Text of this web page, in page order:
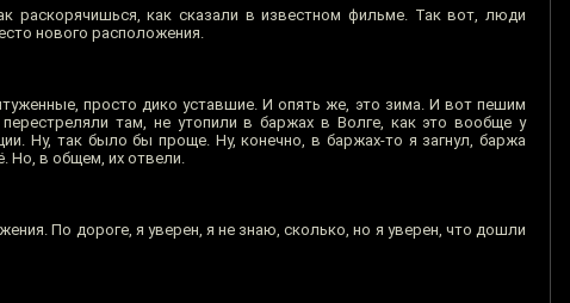
раскорячишься, как сказали в известном фильме. Так вот, люди
нового расположения.
просто дико уставшие. И опять же, это зима. И вот пешим
там, не утопили в баржах в Волге, как это вообще у
Ну, так было бы проще. Ну, конечно, в баржах-то я загнул, баржа
Но, в общем, их отвели.
По дороге, я уверен, я не знаю, сколько, но я уверен, что дошли